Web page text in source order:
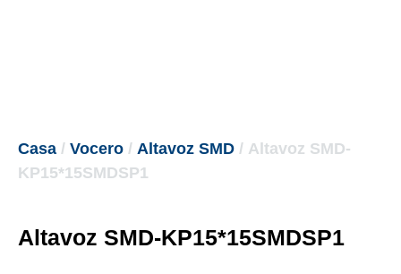
Casa / Vocero / Altavoz SMD / Altavoz SMD-
KP15*15SMDSP1
Altavoz SMD-KP15*15SMDSP1